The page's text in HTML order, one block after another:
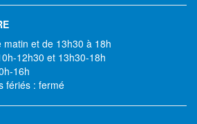
et de 13h30 à 18h
12h30 et 13h30-18h
16h
fériés : fermé